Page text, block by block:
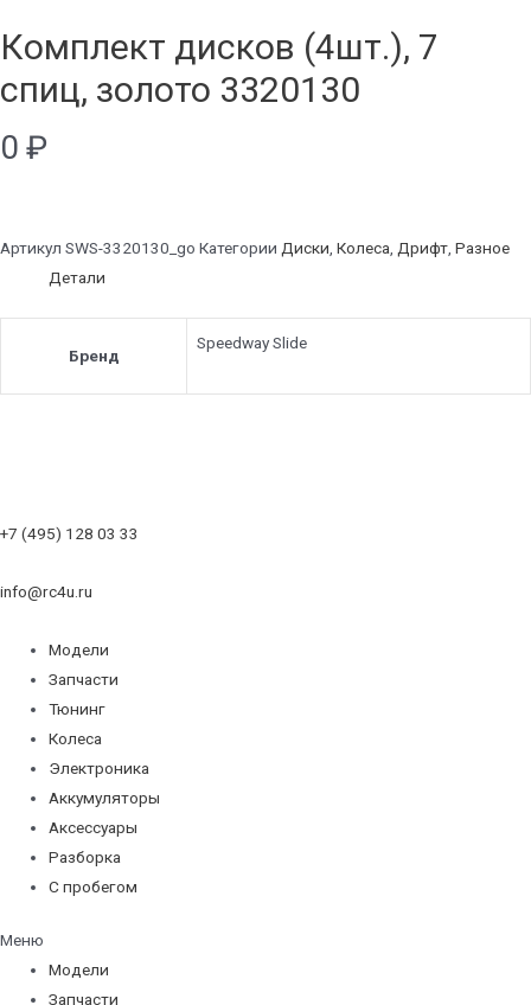
Комплект дисков (4шт.), 7
спиц, золото 3320130
0 ₽
Артикул SWS-3320130_go Категории Диски, Колеса, Дрифт, Разное
Детали
Бренд
Speedway Slide
+7 (495) 128 03 33
info@rc4u.ru
Модели
Запчасти
Тюнинг
Колеса
Электроника
Аккумуляторы
Аксессуары
Разборка
С пробегом
Меню
Модели
Запчасти